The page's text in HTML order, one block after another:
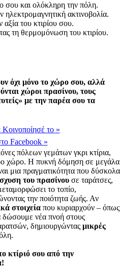
σου και ολόκληρη την πόλη.
ακτινοβολία.
αξία του κτιρίου σου.
τη θερμομόνωση του κτιρίου.
όχι μόνο το χώρο σου, αλλά
χώροι πρασίνου, τους
με την παρέα σου τα
Κοινοποίησέ το »
Facebook »
πόλεων γεμάτων γκρι κτίρια,
χώρο. Η πυκνή δόμηση σε μεγάλα
μια πραγματικότητα που δύσκολα
του πρασίνου σε ταράτσες,
το τοπίο,
την ποιότητα ζωής. Αν
στοιχεία που κυριαρχούν – όπως
δώσουμε νέα πνοή στους
δημιουργώντας μικρές
κτίριό σου από την